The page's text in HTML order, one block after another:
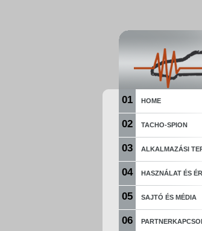
01 HOME
02 TACHO-SPION
03 ALKALMAZÁSI
04 HASZNÁLAT ÉS
05 SAJTÓ ÉS MÉDIA
06